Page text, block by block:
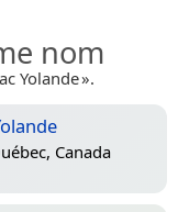
nom
Yolande ».
Canada